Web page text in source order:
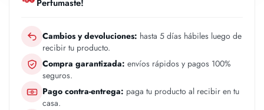
Perfumaste!
Cambios y devoluciones: hasta 5 días hábiles luego de
recibir tu producto.
Compra garantizada: envíos rápidos y pagos 100%
seguros.
Pago contra-entrega: paga tu producto al recibir en tu
casa.